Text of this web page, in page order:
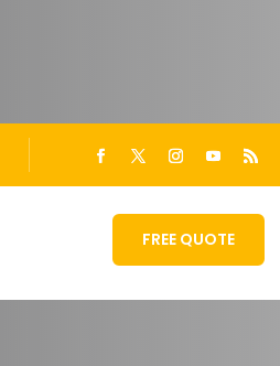
FREE QUOTE